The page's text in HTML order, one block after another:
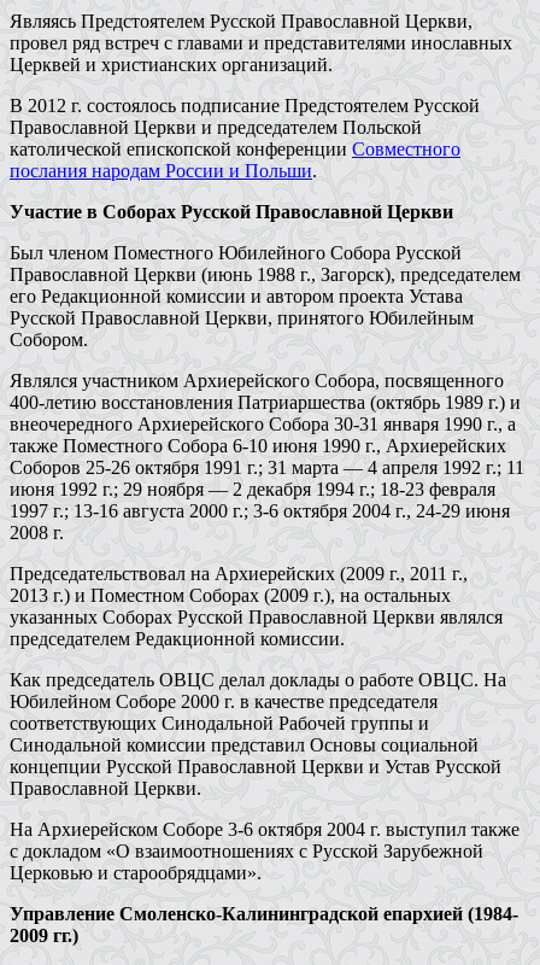
Являясь Предстоятелем Русской Православной Церкви,
провел ряд встреч с главами и представителями инославных
Церквей и христианских организаций.
В 2012 г. состоялось подписание Предстоятелем Русской
Православной Церкви и председателем Польской
католической епископской конференции Совместного
послания народам России и Польши.
Участие в Соборах Русской Православной Церкви
Был членом Поместного Юбилейного Собора Русской
Православной Церкви (июнь 1988 г., Загорск), председателем
его Редакционной комиссии и автором проекта Устава
Русской Православной Церкви, принятого Юбилейным
Собором.
Являлся участником Архиерейского Собора, посвященного
400-летию восстановления Патриаршества (октябрь 1989 г.) и
внеочередного Архиерейского Собора 30-31 января 1990 г., а
также Поместного Собора 6-10 июня 1990 г., Архиерейских
Соборов 25-26 октября 1991 г.; 31 марта — 4 апреля 1992 г.; 11
июня 1992 г.; 29 ноября — 2 декабря 1994 г.; 18-23 февраля
1997 г.; 13-16 августа 2000 г.; 3-6 октября 2004 г., 24-29 июня
2008 г.
Председательствовал на Архиерейских (2009 г., 2011 г.,
2013 г.) и Поместном Соборах (2009 г.), на остальных
указанных Соборах Русской Православной Церкви являлся
председателем Редакционной комиссии.
Как председатель ОВЦС делал доклады о работе ОВЦС. На
Юбилейном Соборе 2000 г. в качестве председателя
соответствующих Синодальной Рабочей группы и
Синодальной комиссии представил Основы социальной
концепции Русской Православной Церкви и Устав Русской
Православной Церкви.
На Архиерейском Соборе 3-6 октября 2004 г. выступил также
с докладом «О взаимоотношениях с Русской Зарубежной
Церковью и старообрядцами».
Управление Смоленско-Калининградской епархией (1984-
2009 гг.)